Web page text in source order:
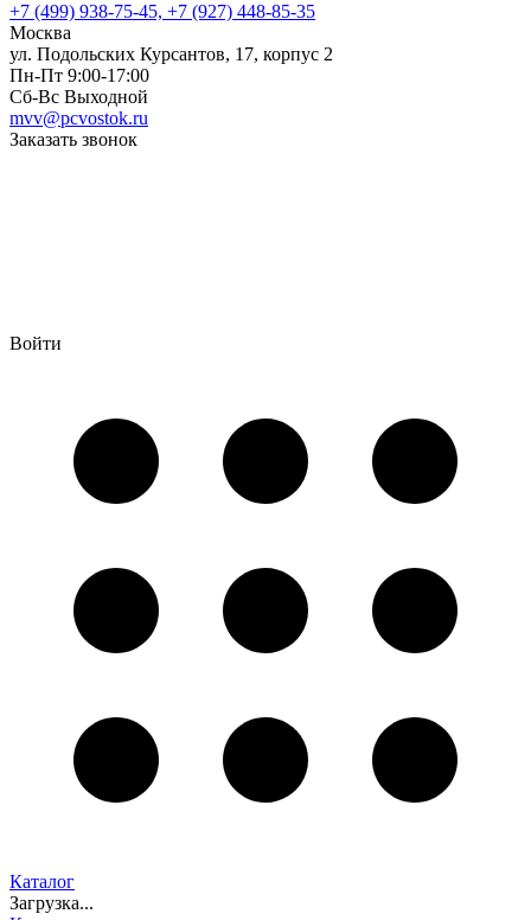
+7 (499) 938-75-45, +7 (927) 448-85-35
Москва
ул. Подольских Курсантов, 17, корпус 2
Пн-Пт 9:00-17:00
Сб-Вс Выходной
mvv@pcvostok.ru
Заказать звонок
Войти
Каталог
Загрузка...